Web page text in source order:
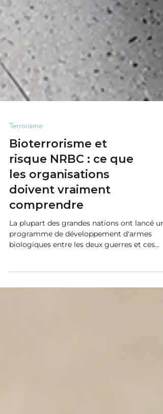
Terrorisme
Bioterrorisme et
risque NRBC : ce que
les organisations
doivent vraiment
comprendre
La plupart des grandes nations ont lancé un